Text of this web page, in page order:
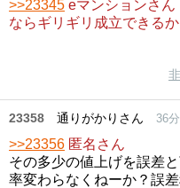
>>23345 eマンションさ
ならギリギリ成立できるか
23358 通りがかりさん 36
>>23356 匿名さん
その多少の値上げを誤差
率変わらなくねーか？誤